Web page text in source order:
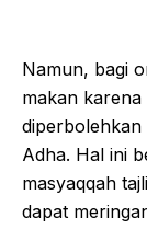
Namun, bagi
makan
Adha. Hal ini
masyaqqah
dapat